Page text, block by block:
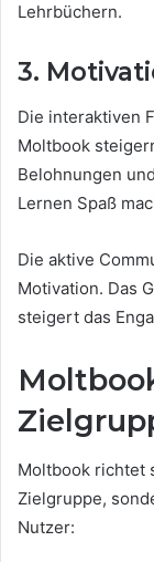
Lehrbüchern.
3.
Die interaktiven
Moltbook
Belohnungen
Lernen Spaß
Die aktive
Motivation. Das
steigert das
Moltbook richtet
Zielgruppe,
Nutzer: